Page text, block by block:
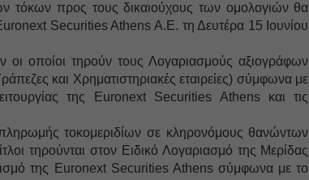
τόκων προς τους δικαιούχους των ομολογιών θα
Securities Athens A.E. τη Δευτέρα 15 Ιουνίου
οποίοι τηρούν τους Λογαριασμούς αξιογράφων
και Χρηματιστηριακές εταιρείες) σύμφωνα με
της Euronext Securities Athens και τις
τοκομεριδίων σε κληρονόμους θανώντων
τηρούνται στον Ειδικό Λογαριασμό της Μερίδας
της Euronext Securities Athens σύμφωνα με το